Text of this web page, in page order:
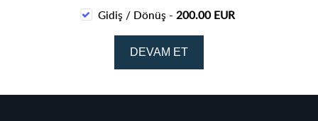
Gidiş / Dönüş - 200.00 EUR